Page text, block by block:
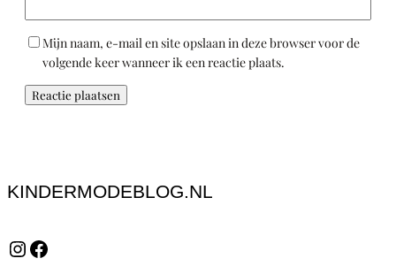
Mijn naam, e-mail en site opslaan in deze browser voor de
volgende keer wanneer ik een reactie plaats.
KINDERMODEBLOG.NL
InstagramFacebook